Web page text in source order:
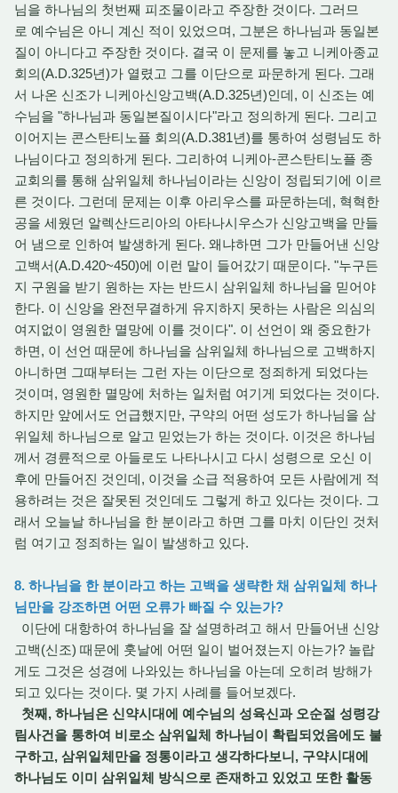
님을 하나님의 첫번째 피조물이라고 주장한 것이다. 그러므
로 예수님은 아니 계신 적이 있었으며, 그분은 하나님과 동일본
질이 아니다고 주장한 것이다. 결국 이 문제를 놓고 니케아종교
회의(A.D.325년)가 열렸고 그를 이단으로 파문하게 된다. 그래
서 나온 신조가 니케아신앙고백(A.D.325년)인데, 이 신조는 예
수님을 "하나님과 동일본질이시다"라고 정의하게 된다. 그리고
이어지는 콘스탄티노플 회의(A.D.381년)를 통하여 성령님도 하
나님이다고 정의하게 된다. 그리하여 니케아-콘스탄티노플 종
교회의를 통해 삼위일체 하나님이라는 신앙이 정립되기에 이르
른 것이다. 그런데 문제는 이후 아리우스를 파문하는데, 혁혁한
공을 세웠던 알렉산드리아의 아타나시우스가 신앙고백을 만들
어 냄으로 인하여 발생하게 된다. 왜냐하면 그가 만들어낸 신앙
고백서(A.D.420~450)에 이런 말이 들어갔기 때문이다. "누구든
지 구원을 받기 원하는 자는 반드시 삼위일체 하나님을 믿어야
한다. 이 신앙을 완전무결하게 유지하지 못하는 사람은 의심의
여지없이 영원한 멸망에 이를 것이다". 이 선언이 왜 중요한가
하면, 이 선언 때문에 하나님을 삼위일체 하나님으로 고백하지
아니하면 그때부터는 그런 자는 이단으로 정죄하게 되었다는
것이며, 영원한 멸망에 처하는 일처럼 여기게 되었다는 것이다.
하지만 앞에서도 언급했지만, 구약의 어떤 성도가 하나님을 삼
위일체 하나님으로 알고 믿었는가 하는 것이다. 이것은 하나님
께서 경륜적으로 아들로도 나타나시고 다시 성령으로 오신 이
후에 만들어진 것인데, 이것을 소급 적용하여 모든 사람에게 적
용하려는 것은 잘못된 것인데도 그렇게 하고 있다는 것이다. 그
래서 오늘날 하나님을 한 분이라고 하면 그를 마치 이단인 것처
럼 여기고 정죄하는 일이 발생하고 있다.
8. 하나님을 한 분이라고 하는 고백을 생략한 채 삼위일체 하나
님만을 강조하면 어떤 오류가 빠질 수 있는가?
이단에 대항하여 하나님을 잘 설명하려고 해서 만들어낸 신앙
고백(신조) 때문에 훗날에 어떤 일이 벌어졌는지 아는가? 놀랍
게도 그것은 성경에 나와있는 하나님을 아는데 오히려 방해가
되고 있다는 것이다. 몇 가지 사례를 들어보겠다.
첫째, 하나님은 신약시대에 예수님의 성육신과 오순절 성령강
림사건을 통하여 비로소 삼위일체 하나님이 확립되었음에도 불
구하고, 삼위일체만을 정통이라고 생각하다보니, 구약시대에
하나님도 이미 삼위일체 방식으로 존재하고 있었고 또한 활동